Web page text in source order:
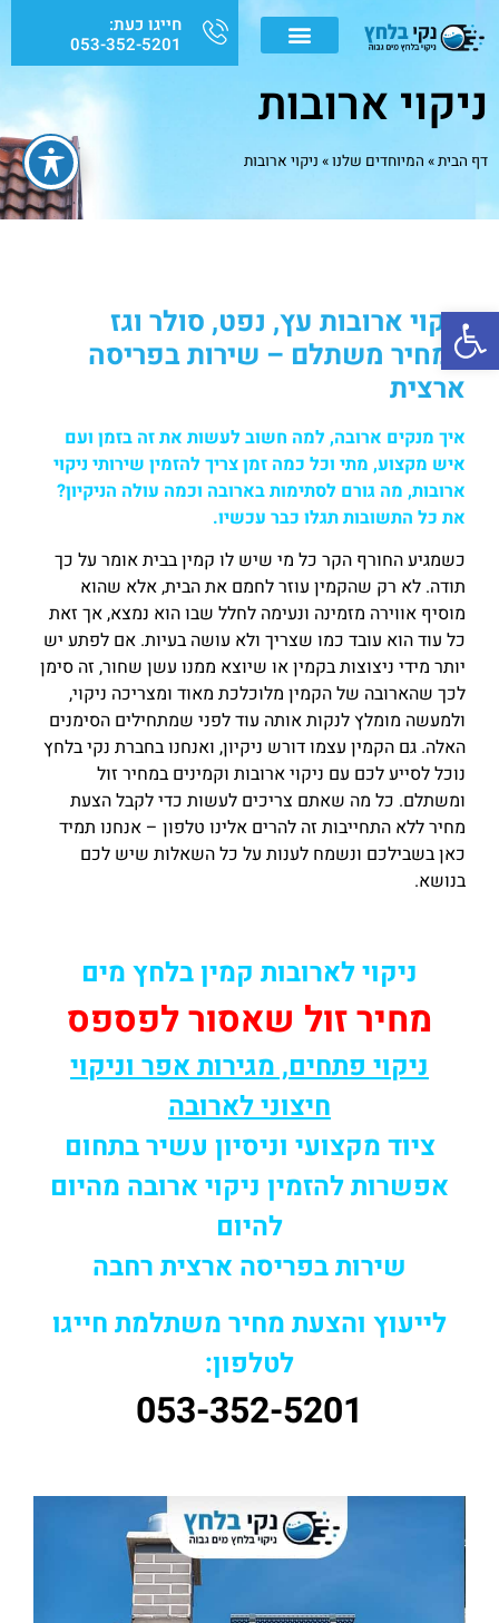
פתח סרגל נגישות
חייגו כעת:
053-352-5201
ניקוי ארובות
דף הבית» המיוחדים שלנו» ניקוי ארובות
ניקוי ארובות עץ, נפט, סולר וגז
במחיר משתלם – שירות בפריסה
ארצית
איך מנקים ארובה, למה חשוב לעשות את זה בזמן ועם
איש מקצוע, מתי וכל כמה זמן צריך להזמין שירותי ניקוי
ארובות, מה גורם לסתימות בארובה וכמה עולה הניקיון?
את כל התשובות תגלו כבר עכשיו.
כשמגיע החורף הקר כל מי שיש לו קמין בבית אומר על כך
תודה. לא רק שהקמין עוזר לחמם את הבית, אלא שהוא
מוסיף אווירה מזמינה ונעימה לחלל שבו הוא נמצא, אך זאת
כל עוד הוא עובד כמו שצריך ולא עושה בעיות. אם לפתע יש
יותר מידי ניצוצות בקמין או שיוצא ממנו עשן שחור, זה סימן
לכך שהארובה של הקמין מלוכלכת מאוד ומצריכה ניקוי,
ולמעשה מומלץ לנקות אותה עוד לפני שמתחילים הסימנים
האלה. גם הקמין עצמו דורש ניקיון, ואנחנו בחברת נקי בלחץ
נוכל לסייע לכם עם ניקוי ארובות וקמינים במחיר זול
ומשתלם. כל מה שאתם צריכים לעשות כדי לקבל הצעת
מחיר ללא התחייבות זה להרים אלינו טלפון – אנחנו תמיד
כאן בשבילכם ונשמח לענות על כל השאלות שיש לכם
בנושא.
ניקוי לארובות קמין בלחץ מים
מחיר זול שאסור לפספס
ניקוי פתחים, מגירות אפר וניקוי
חיצוני לארובה
ציוד מקצועי וניסיון עשיר בתחום
אפשרות להזמין ניקוי ארובה מהיום
להיום
שירות בפריסה ארצית רחבה
לייעוץ והצעת מחיר משתלמת חייגו
לטלפון:
053-352-5201